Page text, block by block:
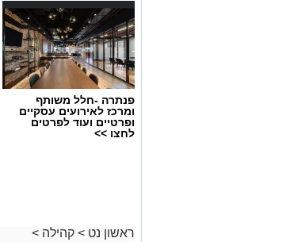
פנתרה -חלל משותף
ומרכז לאירועים עסקיים
ופרטיים ועוד לפרטים
לחצו >>
ראשון נט > קהילה >